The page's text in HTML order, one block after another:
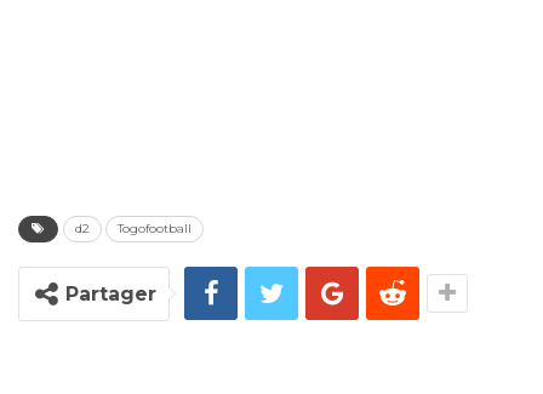
d2 Togofootball
Partager